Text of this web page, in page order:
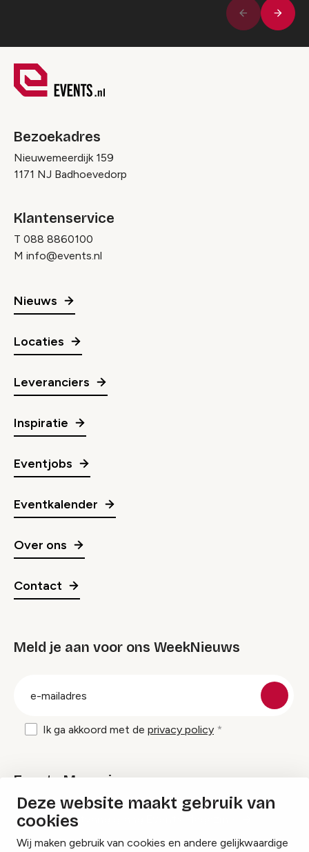
Deze website maakt gebruik van
cookies
Wij maken gebruik van cookies en andere gelijkwaardige
Vorige
Bezoekadres
Nieuwemeerdijk 159
1171 NJ Badhoevedorp
Klantenservice
T 088 8860100
M info@events.nl
Nieuws
Locaties
Leveranciers
Inspiratie
Eventjobs
Eventkalender
Over ons
Contact
Meld je aan voor ons WeekNieuws
Ik ga akkoord met de privacy policy
Events Magazine
Ik ontvang graag Events Magazine